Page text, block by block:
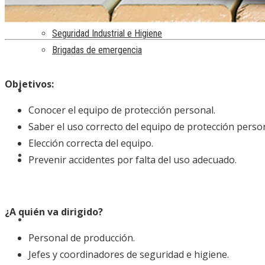
Seguridad Industrial e Higiene
Brigadas de emergencia
NORMAS
CONTACTO
Objetivos:
Conocer el equipo de protección personal.
Saber el uso correcto del equipo de protección
Elección correcta del equipo.
Prevenir accidentes por falta del uso adecuado.
¿A quién va dirigido?
Personal de producción.
Jefes y coordinadores de seguridad e higiene.